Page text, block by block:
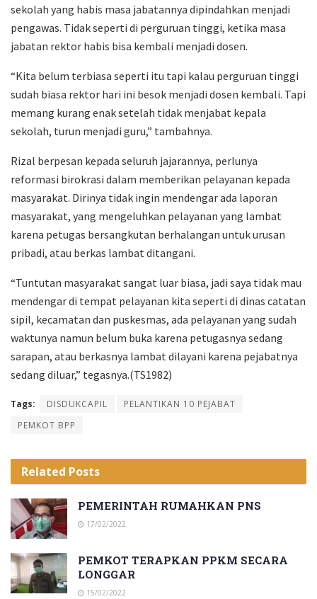
sekolah yang habis masa jabatannya dipindahkan menjadi
pengawas. Tidak seperti di perguruan tinggi, ketika masa
jabatan rektor habis bisa kembali menjadi dosen.
“Kita belum terbiasa seperti itu tapi kalau perguruan tinggi
sudah biasa rektor hari ini besok menjadi dosen kembali. Tapi
memang kurang enak setelah tidak menjabat kepala
sekolah, turun menjadi guru,” tambahnya.
Rizal berpesan kepada seluruh jajarannya, perlunya
reformasi birokrasi dalam memberikan pelayanan kepada
masyarakat. Dirinya tidak ingin mendengar ada laporan
masyarakat, yang mengeluhkan pelayanan yang lambat
karena petugas bersangkutan berhalangan untuk urusan
pribadi, atau berkas lambat ditangani.
“Tuntutan masyarakat sangat luar biasa, jadi saya tidak mau
mendengar di tempat pelayanan kita seperti di dinas catatan
sipil, kecamatan dan puskesmas, ada pelayanan yang sudah
waktunya namun belum buka karena petugasnya sedang
sarapan, atau berkasnya lambat dilayani karena pejabatnya
sedang diluar,” tegasnya.(TS1982)
Tags: DISDUKCAPIL
PELANTIKAN 10 PEJABAT
PEMKOT BPP
Related Posts
PEMERINTAH RUMAHKAN PNS
17/02/2022
PEMKOT TERAPKAN PPKM SECARA
LONGGAR
15/02/2022